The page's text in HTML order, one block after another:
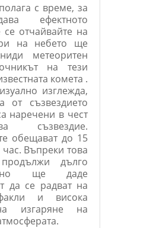
с време, за
ефектното
отчайвайте на
на небето ще
метеоритен
на тези
комета .
изглежда,
от съзвездието
наречени в чест
съзвездие.
обещават до 15
Въпреки това
дълго
ще даде
да се радват на
и висока
изгаряне на